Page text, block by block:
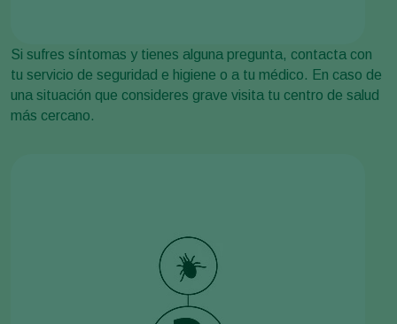
Si sufres síntomas y tienes alguna pregunta, contacta con
tu servicio de seguridad e higiene o a tu médico. En caso de
una situación que consideres grave visita tu centro de salud
más cercano.